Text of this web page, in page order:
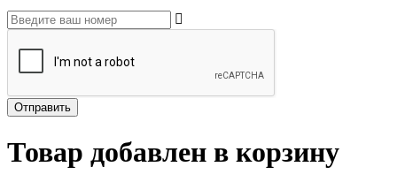
Товар добавлен в корзину